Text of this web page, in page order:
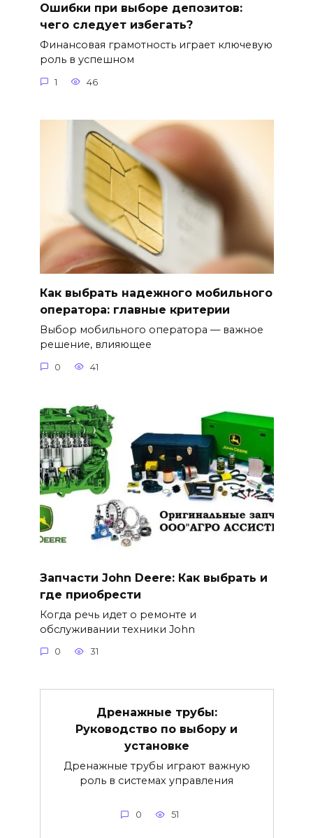
Ошибки при выборе депозитов:
чего следует избегать?
Финансовая грамотность играет ключевую
роль в успешном
1 46
Как выбрать надежного мобильного
оператора: главные критерии
Выбор мобильного оператора — важное
решение, влияющее
0 41
Запчасти John Deere: Как выбрать и
где приобрести
Когда речь идет о ремонте и
обслуживании техники John
0 31
Дренажные трубы:
Руководство по выбору и
установке
Дренажные трубы играют важную
роль в системах управления
0 51